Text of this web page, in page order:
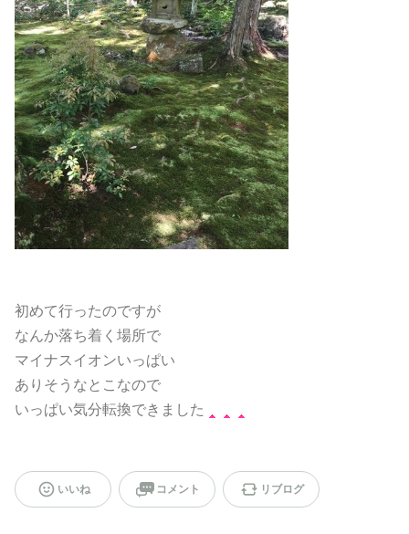
初めて行ったのですが
なんか落ち着く場所で
マイナスイオンいっぱい
ありそうなとこなので
いっぱい気分転換できました
いいね コメント リブログ